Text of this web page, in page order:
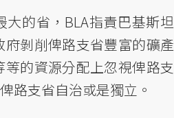
的省，BLA指責巴基斯坦
剝削俾路支省豐富的礦產
的資源分配上忽視俾路支
路支省自治或是獨立。